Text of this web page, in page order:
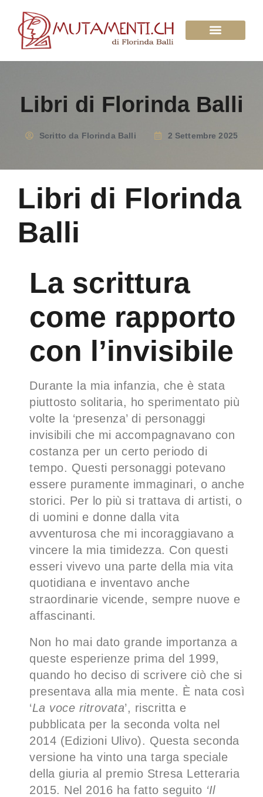
Libri di Florinda Balli
Scritto da Florinda Balli 2 Settembre 2025
Libri di Florinda
Balli
La scrittura
come rapporto
con l’invisibile
Durante la mia infanzia, che è stata
piuttosto solitaria, ho sperimentato più
volte la ‘presenza’ di personaggi
invisibili che mi accompagnavano con
costanza per un certo periodo di
tempo. Questi personaggi potevano
essere puramente immaginari, o anche
storici. Per lo più si trattava di artisti, o
di uomini e donne dalla vita
avventurosa che mi incoraggiavano a
vincere la mia timidezza. Con questi
esseri vivevo una parte della mia vita
quotidiana e inventavo anche
straordinarie vicende, sempre nuove e
affascinanti.
Non ho mai dato grande importanza a
queste esperienze prima del 1999,
quando ho deciso di scrivere ciò che si
presentava alla mia mente. È nata così
‘La voce ritrovata’, riscritta e
pubblicata per la seconda volta nel
2014 (Edizioni Ulivo). Questa seconda
versione ha vinto una targa speciale
della giuria al premio Stresa Letteraria
2015. Nel 2016 ha fatto seguito ‘Il